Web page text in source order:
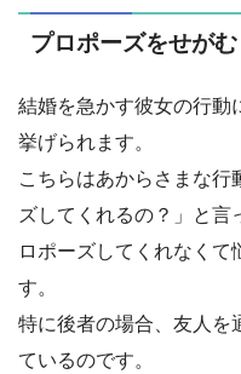
プロポーズをせがむ
結婚を急かす彼女の行動
挙げられます。
こちらはあからさまな行
ズしてくれるの？」と言
ロポーズしてくれなくて
す。
特に後者の場合、友人を
ているのです。